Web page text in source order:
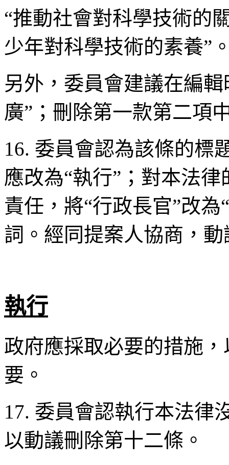
“推動社會對科學技術的
少年對科學技術的素養”
另外，委員會建議在編
廣”；刪除第一款第二項
16. 委員會認為該條的標
應改為“執行”；對本法
責任，將“行政長官”改為
詞。經同提案人協商，
執行
政府應採取必要的措施
要。
17. 委員會認執行本法律
以動議刪除第十二條。